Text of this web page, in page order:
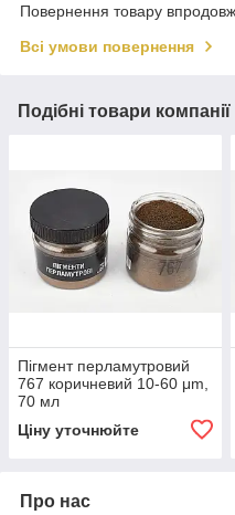
Повернення товару
Всі умови повернення
Подібні товари компанії
Пігмент перламутровий
767 коричневий 10-60 μm,
70 мл
Ціну уточнюйте
Про нас